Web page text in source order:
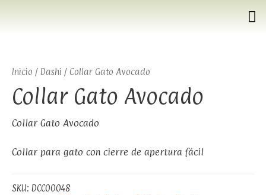
Inicio / Dashi / Collar Gato Avocado
Collar Gato Avocado
Collar Gato Avocado
Collar para gato con cierre de apertura fácil
SKU: DCC00048